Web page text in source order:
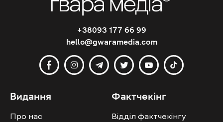
+38093 177 66 99
hello@gwaramedia.com
Видання
Про нас
Фактчекінг
Відділ фактчекінгу